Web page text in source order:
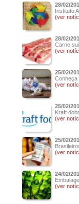
28/02/
Instituto
(ver
28/02/
Carne
(ver
25/02/
Conheça
(ver
25/02/
Kraft
(ver
25/02/
(ver
24/02/
(ver